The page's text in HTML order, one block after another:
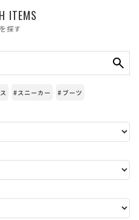
ITEMS
探す
#スニーカー #ブーツ